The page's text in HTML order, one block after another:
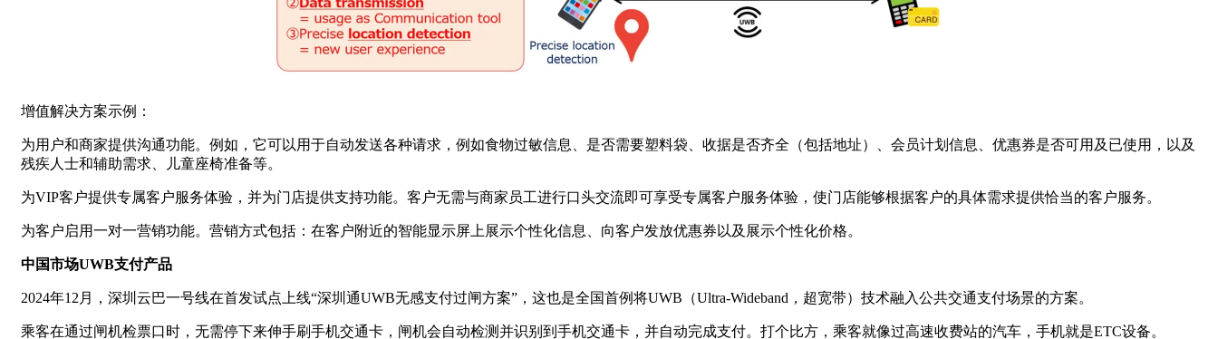
增值解决方案示例：
为用户和商家提供沟通功能。例如，它可以用于自动发送各种请求，例如食物过敏信息、是否需要塑料袋、收据是否齐全（包括地址）、会员计划信息、优惠券是否可用及已使用，以及
残疾人士和辅助需求、儿童座椅准备等。
为VIP客户提供专属客户服务体验，并为门店提供支持功能。客户无需与商家员工进行口头交流即可享受专属客户服务体验，使门店能够根据客户的具体需求提供恰当的客户服务。
为客户启用一对一营销功能。营销方式包括：在客户附近的智能显示屏上展示个性化信息、向客户发放优惠券以及展示个性化价格。
中国市场UWB支付产品
2024年12月，深圳云巴一号线在首发试点上线“深圳通UWB无感支付过闸方案”，这也是全国首例将UWB（Ultra-Wideband，超宽带）技术融入公共交通支付场景的方案。
乘客在通过闸机检票口时，无需停下来伸手刷手机交通卡，闸机会自动检测并识别到手机交通卡，并自动完成支付。打个比方，乘客就像过高速收费站的汽车，手机就是ETC设备。